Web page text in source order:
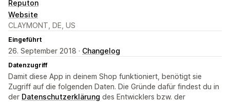
Reputon
Website
CLAYMONT, DE, US
Eingeführt
26. September 2018 · Changelog
Datenzugriff
Damit diese App in deinem Shop funktioniert, benötigt sie
Zugriff auf die folgenden Daten. Die Gründe dafür findest du in
der Datenschutzerklärung des Entwicklers bzw. der